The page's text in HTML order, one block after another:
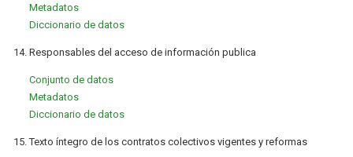
Metadatos
Diccionario de datos
14. Responsables del acceso de información publica
Conjunto de datos
Metadatos
Diccionario de datos
15. Texto íntegro de los contratos colectivos vigentes y reformas